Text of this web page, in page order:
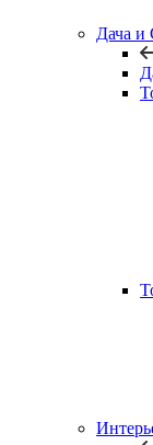
Дача и